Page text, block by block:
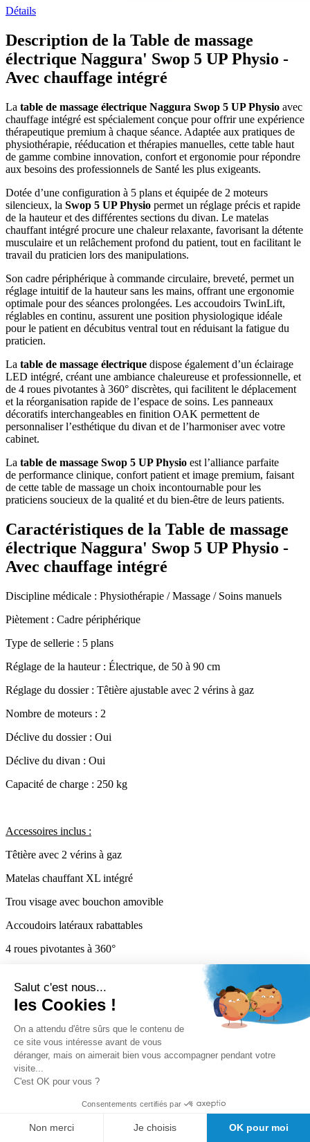
Détails
Description de la Table de massage
électrique Naggura' Swop 5 UP Physio -
Avec chauffage intégré
La table de massage électrique Naggura Swop 5 UP Physio avec
chauffage intégré est spécialement conçue pour offrir une expérience
thérapeutique premium à chaque séance. Adaptée aux pratiques de
physiothérapie, rééducation et thérapies manuelles, cette table haut
de gamme combine innovation, confort et ergonomie pour répondre
aux besoins des professionnels de Santé les plus exigeants.
Dotée d’une configuration à 5 plans et équipée de 2 moteurs
silencieux, la Swop 5 UP Physio permet un réglage précis et rapide
de la hauteur et des différentes sections du divan. Le matelas
chauffant intégré procure une chaleur relaxante, favorisant la détente
musculaire et un relâchement profond du patient, tout en facilitant le
travail du praticien lors des manipulations.
Son cadre périphérique à commande circulaire, breveté, permet un
réglage intuitif de la hauteur sans les mains, offrant une ergonomie
optimale pour des séances prolongées. Les accoudoirs TwinLift,
réglables en continu, assurent une position physiologique idéale
pour le patient en décubitus ventral tout en réduisant la fatigue du
praticien.
La table de massage électrique dispose également d’un éclairage
LED intégré, créant une ambiance chaleureuse et professionnelle, et
de 4 roues pivotantes à 360° discrètes, qui facilitent le déplacement
et la réorganisation rapide de l’espace de soins. Les panneaux
décoratifs interchangeables en finition OAK permettent de
personnaliser l’esthétique du divan et de l’harmoniser avec votre
cabinet.
La table de massage Swop 5 UP Physio est l’alliance parfaite
de performance clinique, confort patient et image premium, faisant
de cette table de massage un choix incontournable pour les
praticiens soucieux de la qualité et du bien-être de leurs patients.
Caractéristiques de la Table de massage
électrique Naggura' Swop 5 UP Physio -
Avec chauffage intégré
Discipline médicale : Physiothérapie / Massage / Soins manuels
Piètement : Cadre périphérique
Type de sellerie : 5 plans
Réglage de la hauteur : Électrique, de 50 à 90 cm
Réglage du dossier : Têtière ajustable avec 2 vérins à gaz
Nombre de moteurs : 2
Déclive du dossier : Oui
Déclive du divan : Oui
Capacité de charge : 250 kg
Accessoires inclus :
Têtière avec 2 vérins à gaz
Matelas chauffant XL intégré
Trou visage avec bouchon amovible
Accoudoirs latéraux rabattables
4 roues pivotantes à 360°
Épaisseur de la mousse : 5 cm
Largeur de la sellerie : 70 cm
Salut c'est nous...
les Cookies !
On a attendu d'être sûrs que le contenu de
ce site vous intéresse avant de vous
déranger, mais on aimerait bien vous accompagner pendant votre
visite...
C'est OK pour vous ?
Consentements certifiés par
Non merci Je choisis OK pour moi